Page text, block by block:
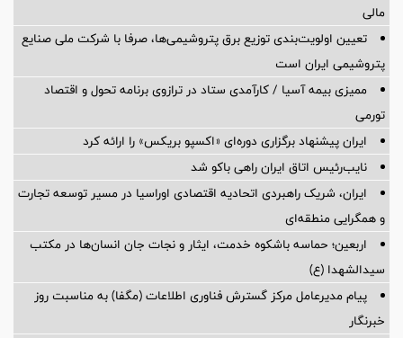
مالی
تعیین اولویت‌بندی توزیع برق پتروشیمی‌ها، صرفا با شرکت ملی صنایع
پتروشیمی ایران است
ممیزی بیمه آسیا / کارآمدی ستاد در ترازوی برنامه تحول و اقتصاد
تورمی
ایران پیشنهاد برگزاری دوره‌ای «اکسپو بریکس» را ارائه کرد
نایب‌رئیس اتاق ایران راهی باکو شد
ایران، شریک راهبردی اتحادیه اقتصادی اوراسیا در مسیر توسعه تجارت
و همگرایی منطقه‌ای
اربعین؛ حماسه باشکوه خدمت، ایثار و نجات جان انسان‌ها در مکتب
سیدالشهدا (ع)
پیام مدیرعامل مرکز گسترش فناوری اطلاعات (مگفا) به مناسبت روز
خبرنگار